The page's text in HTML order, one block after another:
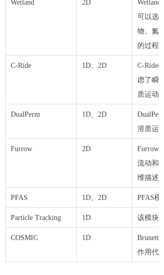
Wetland 2D
可以选
物、氮
的过程。
C-Ride 1D、2D
C-Ride
虑了瞬
质运动。
DualPerm 1D、2D
溶质运
Furrow 2D
Furrow
流动和
维描述
PFAS 1D、2D PFAS
Particle Tracking 1D 该模块
COSMIC 1D
Brunetti
作用代